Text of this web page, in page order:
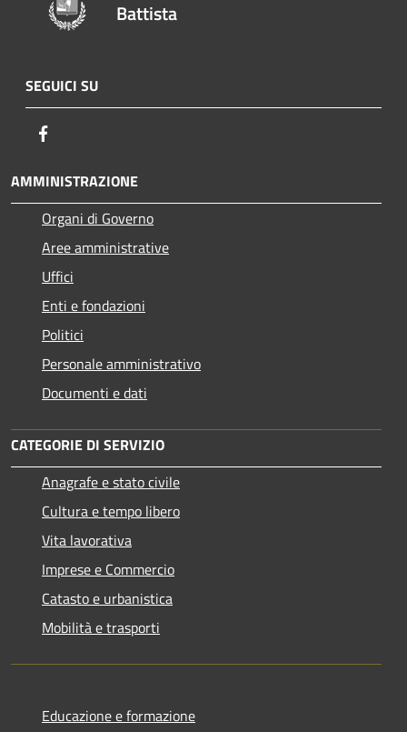
Battista
SEGUICI SU
AMMINISTRAZIONE
Organi di Governo
Aree amministrative
Uffici
Enti e fondazioni
Politici
Personale amministrativo
Documenti e dati
CATEGORIE DI SERVIZIO
Anagrafe e stato civile
Cultura e tempo libero
Vita lavorativa
Imprese e Commercio
Catasto e urbanistica
Mobilità e trasporti
Educazione e formazione